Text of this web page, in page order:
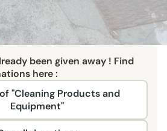
been given away ! Find
here :
"Cleaning Products and
Equipment"